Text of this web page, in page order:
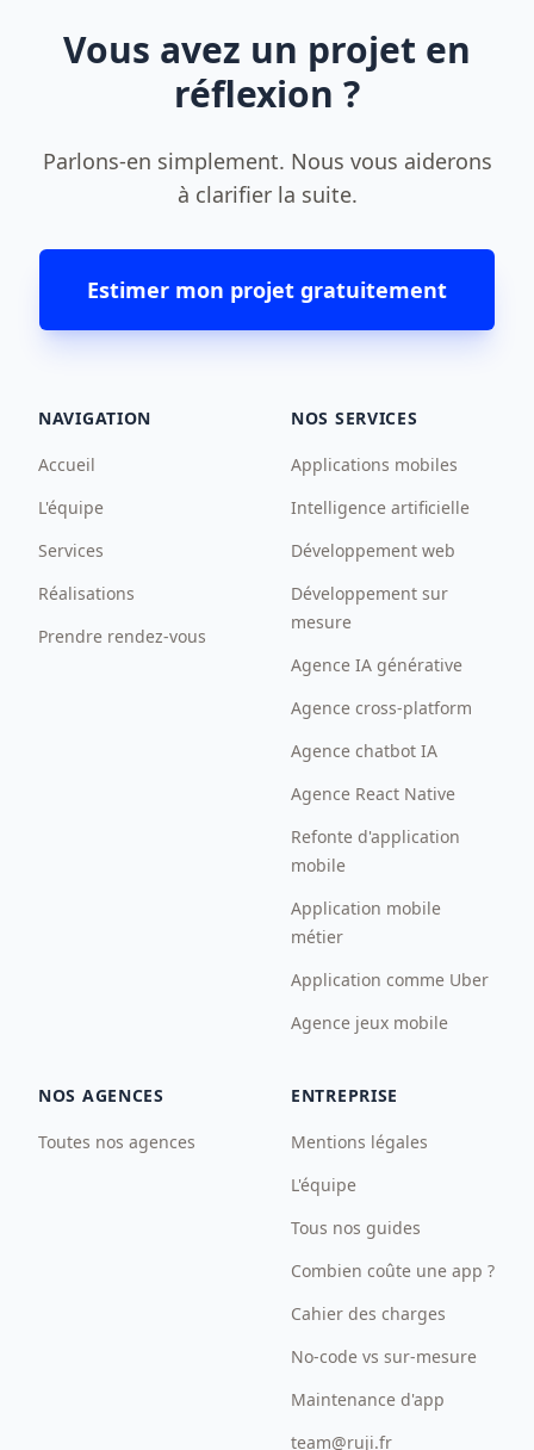
Vous avez un projet en
réflexion ?
Parlons-en simplement. Nous vous aiderons
à clarifier la suite.
Estimer mon projet gratuitement
NAVIGATION
Accueil
L'équipe
Services
Réalisations
Prendre rendez-vous
NOS SERVICES
Applications mobiles
Intelligence artificielle
Développement web
Développement sur
mesure
Agence IA générative
Agence cross-platform
Agence chatbot IA
Agence React Native
Refonte d'application
mobile
Application mobile
métier
Application comme Uber
Agence jeux mobile
NOS AGENCES
Toutes nos agences
ENTREPRISE
Mentions légales
L'équipe
Tous nos guides
Combien coûte une app ?
Cahier des charges
No-code vs sur-mesure
Maintenance d'app
team@ruji.fr